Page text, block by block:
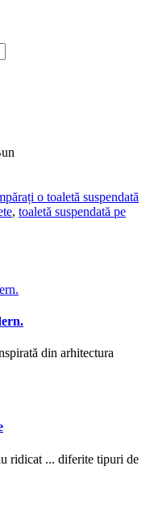
o toaletă suspendată
, toaletă suspendată pe
din arhitectura
ridicat ... diferite tipuri de